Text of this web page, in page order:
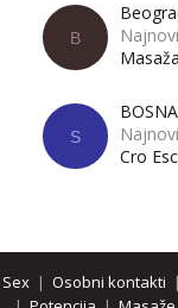
B
S
Cro
Sex| Osobni kontakti |